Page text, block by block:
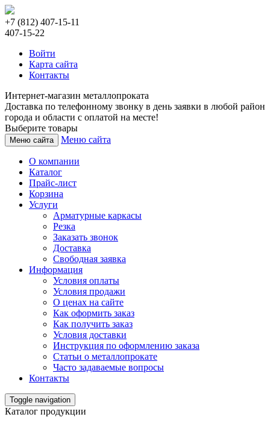
+7 (812) 407-15-11
407-15-22
Войти
Карта сайта
Контакты
Интернет-магазин металлопроката
Доставка по телефонному звонку в день заявки в любой район
города и области с оплатой на месте!
Выберите товары
Меню сайта Меню сайта
О компании
Каталог
Прайс-лист
Корзина
Услуги
Арматурные каркасы
Резка
Заказать звонок
Доставка
Свободная заявка
Информация
Условия оплаты
Условия продажи
О ценах на сайте
Как оформить заказ
Как получить заказ
Условия доставки
Инструкция по оформлению заказа
Статьи о металлопрокате
Часто задаваемые вопросы
Контакты
Toggle navigation
Каталог продукции